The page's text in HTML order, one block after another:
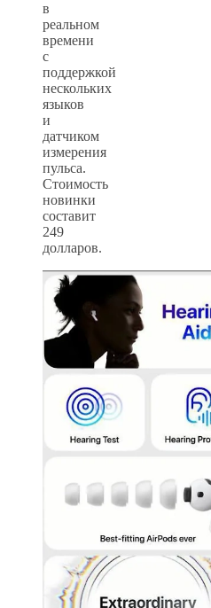
в
реальном
времени
с
поддержкой
нескольких
языков
и
датчиком
измерения
пульса.
Стоимость
новинки
составит
249
долларов.